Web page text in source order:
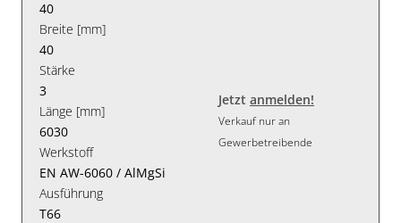
40
Breite [mm]
40
Stärke
3
Länge [mm]
6030
Werkstoff
EN AW-6060 / AlMgSi
Ausführung
T66
Jetzt anmelden!
Verkauf nur an
Gewerbetreibende